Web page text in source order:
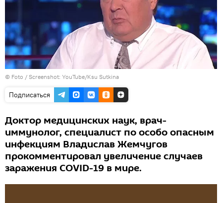
© Foto / Screenshot: YouTube/Ksu Sutkina
Подписаться
Доктор медицинских наук, врач-
иммунолог, специалист по особо опасным
инфекциям Владислав Жемчугов
прокомментировал увеличение случаев
заражения COVID-19 в мире.